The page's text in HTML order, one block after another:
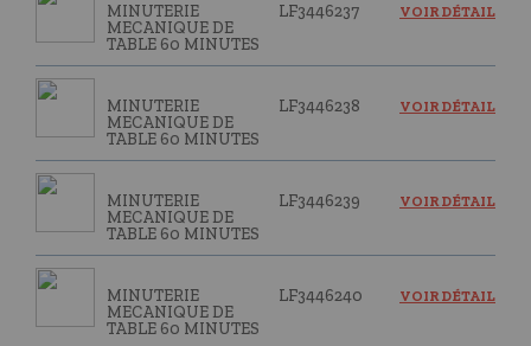
MINUTERIE
MECANIQUE DE
TABLE 60 MINUTES
LF3446237 VOIR DÉTAIL
MINUTERIE
MECANIQUE DE
TABLE 60 MINUTES
LF3446238 VOIR DÉTAIL
MINUTERIE
MECANIQUE DE
TABLE 60 MINUTES
LF3446239 VOIR DÉTAIL
MINUTERIE
MECANIQUE DE
TABLE 60 MINUTES
LF3446240 VOIR DÉTAIL